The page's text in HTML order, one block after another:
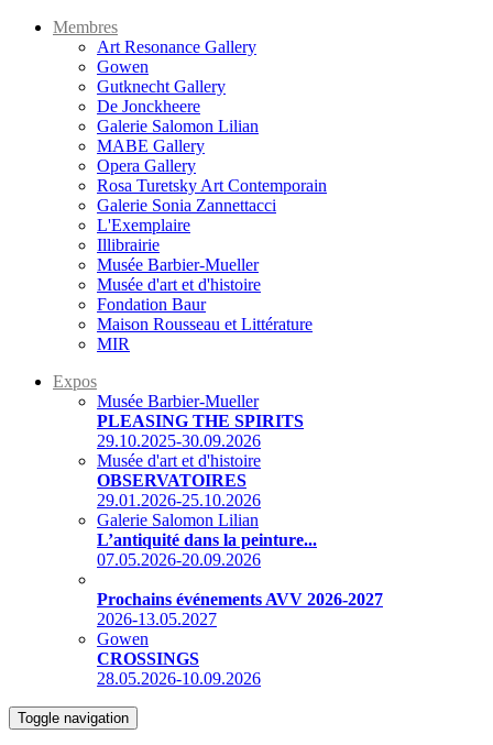
Membres
Art Resonance Gallery
Gowen
Gutknecht Gallery
De Jonckheere
Galerie Salomon Lilian
MABE Gallery
Opera Gallery
Rosa Turetsky Art Contemporain
Galerie Sonia Zannettacci
L'Exemplaire
Illibrairie
Musée Barbier-Mueller
Musée d'art et d'histoire
Fondation Baur
Maison Rousseau et Littérature
MIR
Expos
Musée Barbier-Mueller
PLEASING THE SPIRITS
29.10.2025-30.09.2026
Musée d'art et d'histoire
OBSERVATOIRES
29.01.2026-25.10.2026
Galerie Salomon Lilian
L’antiquité dans la peinture...
07.05.2026-20.09.2026
Prochains événements AVV 2026-2027
2026-13.05.2027
Gowen
CROSSINGS
28.05.2026-10.09.2026
Toggle navigation